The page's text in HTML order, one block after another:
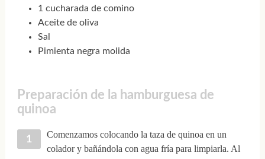
1 cucharada de comino
Aceite de oliva
Sal
Pimienta negra molida
Preparación de la hamburguesa de
quinoa
Comenzamos colocando la taza de quinoa en un
colador y bañándola con agua fría para limpiarla. Al